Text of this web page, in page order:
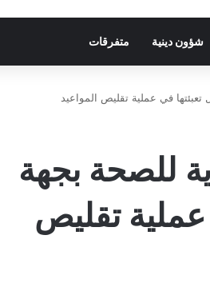
شؤون دينية متفرقات
في عملية تقليص المواعيد
للصحة بجهة
تقليص